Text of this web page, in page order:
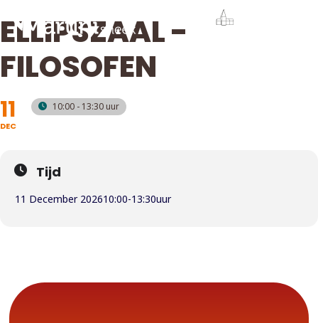
ELLIPSZAAL -
FILOSOFEN
11
DEC
10:00 - 13:30
Tijd
11 December 202610:00-13:30